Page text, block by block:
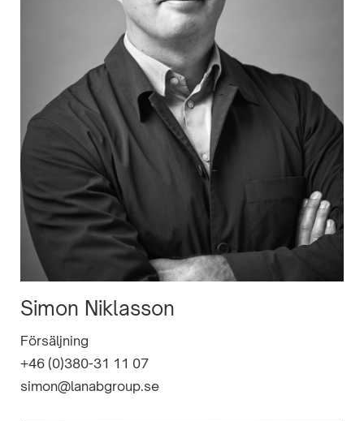
Simon Niklasson
Försäljning
+46 (0)380-31 11 07
simon@lanabgroup.se